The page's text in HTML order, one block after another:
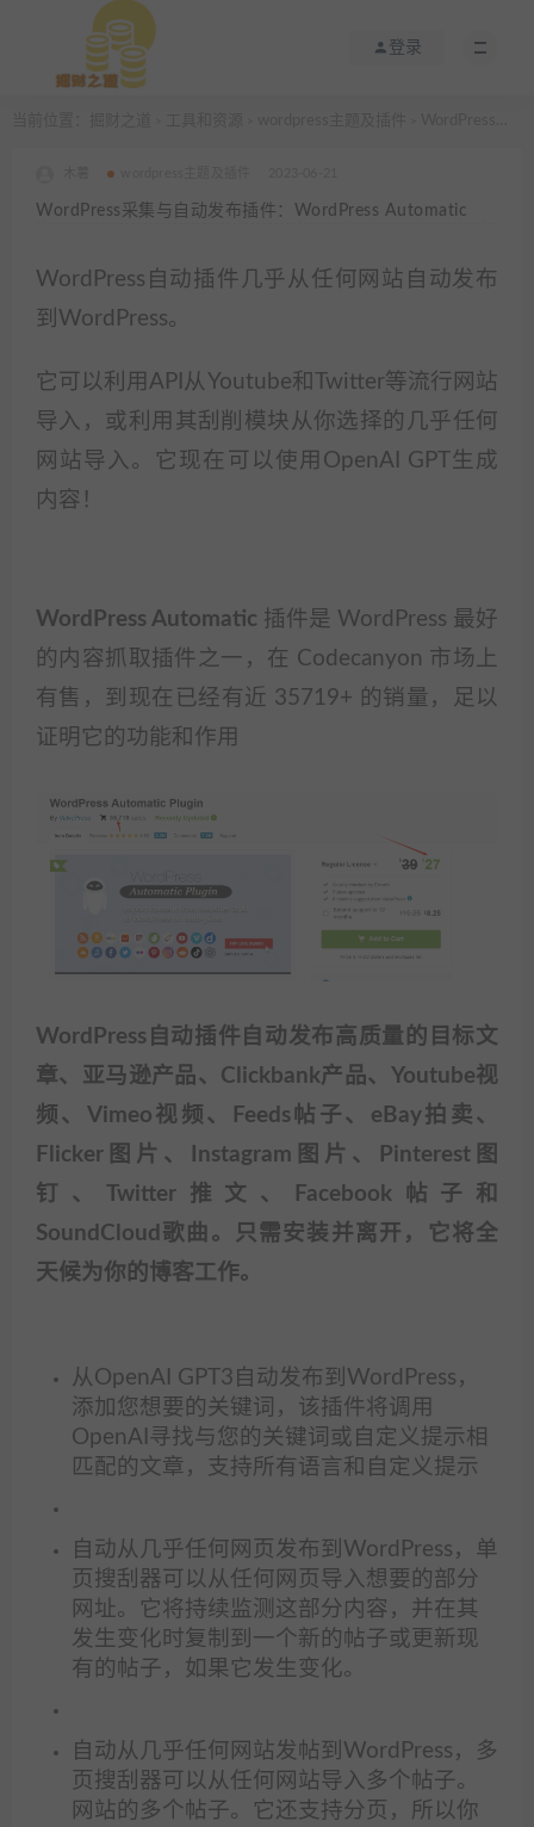
登录
WordPress采集与自动发布插件：WordPress Automatic
WordPress自动插件几乎从任何网站自动发布
到WordPress。
它可以利用API从Youtube和Twitter等流行网站
导入，或利用其刮削模块从你选择的几乎任何
网站导入。它现在可以使用OpenAI GPT生成
内容！
WordPress Automatic 插件是 WordPress 最好
的内容抓取插件之一，在 Codecanyon 市场上
有售，到现在已经有近 35719+ 的销量，足以
证明它的功能和作用
WordPress自动插件自动发布高质量的目标文
章、亚马逊产品、Clickbank产品、Youtube视
频、Vimeo视频、Feeds帖子、eBay拍卖、
Flicker图片、Instagram图片、Pinterest图
钉、Twitter推文、Facebook帖子和
SoundCloud歌曲。只需安装并离开，它将全
天候为你的博客工作。
从OpenAI GPT3自动发布到WordPress，
添加您想要的关键词，该插件将调用
OpenAI寻找与您的关键词或自定义提示相
匹配的文章，支持所有语言和自定义提示
自动从几乎任何网页发布到WordPress，单
页搜刮器可以从任何网页导入想要的部分
网址。它将持续监测这部分内容，并在其
发生变化时复制到一个新的帖子或更新现
有的帖子，如果它发生变化。
自动从几乎任何网站发帖到WordPress，多
页搜刮器可以从任何网站导入多个帖子。
网站的多个帖子。它还支持分页，所以你